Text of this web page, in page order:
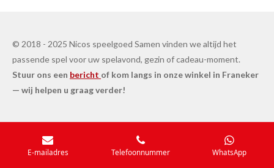
© 2018 - 2025 Nicos speelgoed Samen vinden we altijd het
passende spel voor uw spelavond, gezin of cadeau-moment.
Stuur ons een bericht of kom langs in onze winkel in Franeker
— wij helpen u graag verder!
E-mailadres Telefoonnummer WhatsApp